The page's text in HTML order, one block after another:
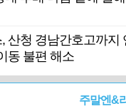
산청 경남간호고까
동 불편 해소
주말엔&